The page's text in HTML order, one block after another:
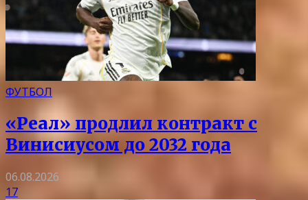
ФУТБОЛ
«Реал» продлил контракт с
Винисиусом до 2032 года
06.08.2026
17